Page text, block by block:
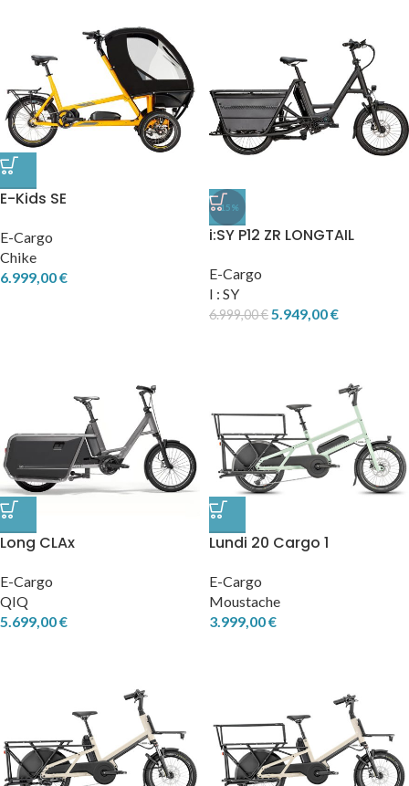
E-Kids SE
E-Cargo
Chike
6.999,00€
-15%
i:SY P12 ZR LONGTAIL
E-Cargo
I : SY
6.999,00€ 5.949,00€
Long CLAx
E-Cargo
QIQ
5.699,00€
Lundi 20 Cargo 1
E-Cargo
Moustache
3.999,00€